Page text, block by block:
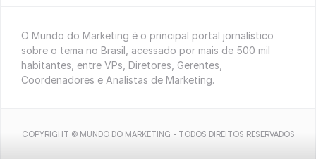
O Mundo do Marketing é o principal portal jornalístico
sobre o tema no Brasil, acessado por mais de 500 mil
habitantes, entre VPs, Diretores, Gerentes,
Coordenadores e Analistas de Marketing.
COPYRIGHT © MUNDO DO MARKETING - TODOS DIREITOS RESERVADOS